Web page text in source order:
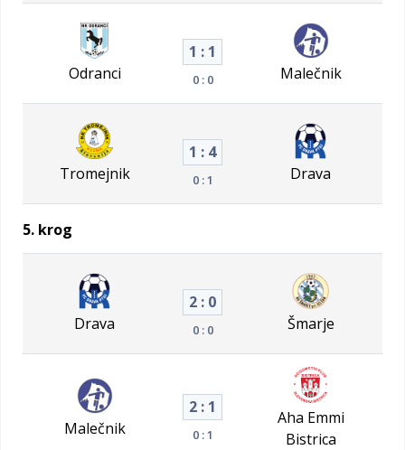
Odranci
1 : 1
0 : 0 Malečnik
Tromejnik
1 : 4
0 : 1 Drava
5. krog
Drava
2 : 0
0 : 0 Šmarje
Malečnik
2 : 1
0 : 1
Aha Emmi
Bistrica